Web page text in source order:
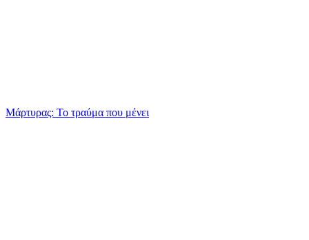
Μάρτυρας: Το τραύμα που μένει